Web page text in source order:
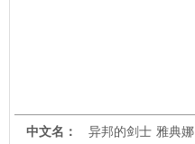
中文名： 异邦的剑士 雅典娜